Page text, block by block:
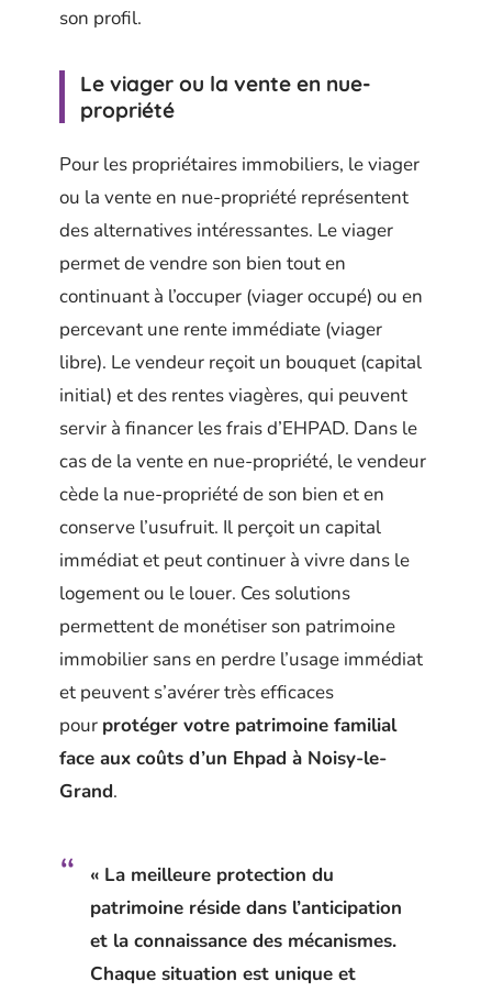
son profil.
Le viager ou la vente en nue-
propriété
Pour les propriétaires immobiliers, le viager
ou la vente en nue-propriété représentent
des alternatives intéressantes. Le viager
permet de vendre son bien tout en
continuant à l’occuper (viager occupé) ou en
percevant une rente immédiate (viager
libre). Le vendeur reçoit un bouquet (capital
initial) et des rentes viagères, qui peuvent
servir à financer les frais d’EHPAD. Dans le
cas de la vente en nue-propriété, le vendeur
cède la nue-propriété de son bien et en
conserve l’usufruit. Il perçoit un capital
immédiat et peut continuer à vivre dans le
logement ou le louer. Ces solutions
permettent de monétiser son patrimoine
immobilier sans en perdre l’usage immédiat
et peuvent s’avérer très efficaces
pour protéger votre patrimoine familial
face aux coûts d’un Ehpad à Noisy-le-
Grand.
« La meilleure protection du
patrimoine réside dans l’anticipation
et la connaissance des mécanismes.
Chaque situation est unique et